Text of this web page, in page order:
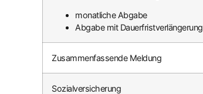
monatliche Abgabe
Abgabe mit Dauerfristverlängerung
Zusammenfassende Meldung
Sozialversicherung